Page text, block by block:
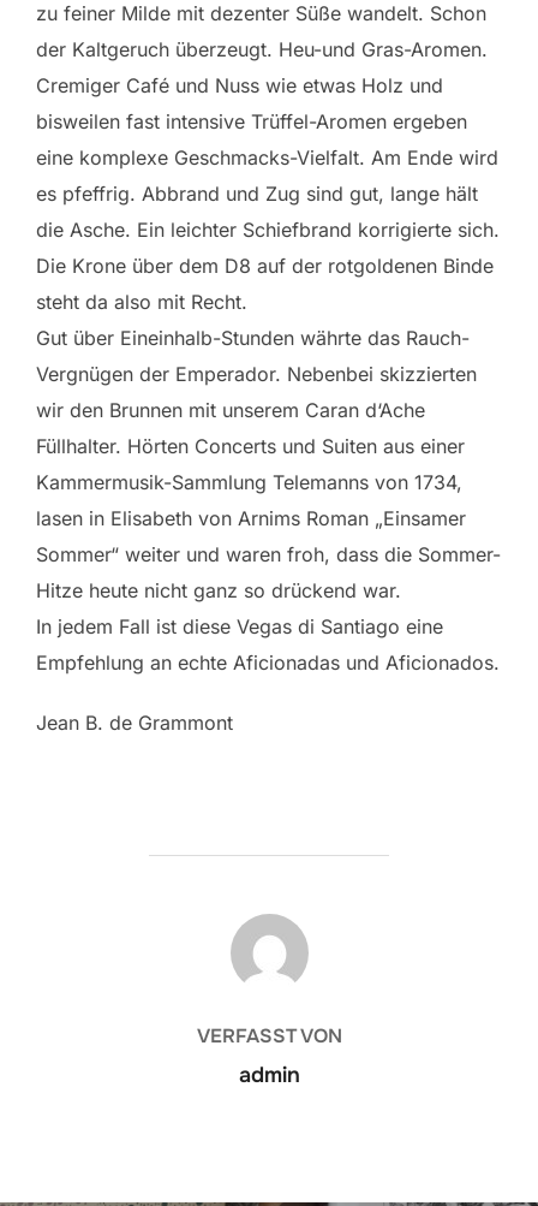
zu feiner Milde mit dezenter Süße wandelt. Schon
der Kaltgeruch überzeugt. Heu-und Gras-Aromen.
Cremiger Café und Nuss wie etwas Holz und
bisweilen fast intensive Trüffel-Aromen ergeben
eine komplexe Geschmacks-Vielfalt. Am Ende wird
es pfeffrig. Abbrand und Zug sind gut, lange hält
die Asche. Ein leichter Schiefbrand korrigierte sich.
Die Krone über dem D8 auf der rotgoldenen Binde
steht da also mit Recht.
Gut über Eineinhalb-Stunden währte das Rauch-
Vergnügen der Emperador. Nebenbei skizzierten
wir den Brunnen mit unserem Caran d‘Ache
Füllhalter. Hörten Concerts und Suiten aus einer
Kammermusik-Sammlung Telemanns von 1734,
lasen in Elisabeth von Arnims Roman „Einsamer
Sommer“ weiter und waren froh, dass die Sommer-
Hitze heute nicht ganz so drückend war.
In jedem Fall ist diese Vegas di Santiago eine
Empfehlung an echte Aficionadas und Aficionados.
Jean B. de Grammont
BEITRAGSAUTOR
VERFASST VON
admin